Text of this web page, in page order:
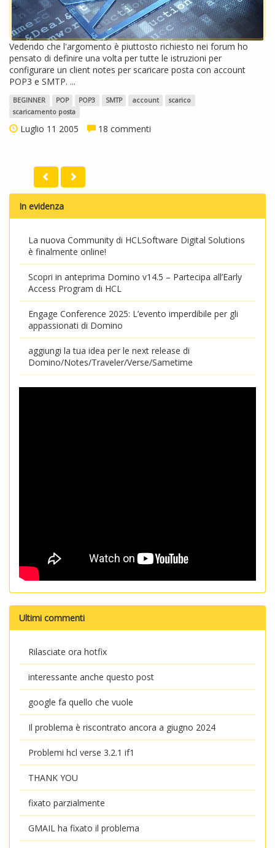
Vedendo che l'argomento è piuttosto richiesto nei forum ho
pensato di definire una volta per tutte le istruzioni per
configurare un client notes per scaricare posta con account
POP3 e SMTP. ...
BEGINNER POP POP3 SMTP account
scarico
scaricamento posta
Luglio 11 2005 18 commenti
In evidenza
La nuova Community di HCLSoftware Digital Solutions
è finalmente online!
Scopri in anteprima Domino v14.5 – Partecipa all’Early
Access Program di HCL
Engage Conference 2025: L’evento imperdibile per gli
appassionati di Domino
aggiungi la tua idea per le next release di
Domino/Notes/Traveler/Verse/Sametime
Ultimi commenti
Rilasciate ora hotfix
interessante anche questo post
google fa quello che vuole
Il problema è riscontrato ancora a giugno 2024
Problemi hcl verse 3.2.1 if1
THANK YOU
fixato parzialmente
GMAIL ha fixato il problema